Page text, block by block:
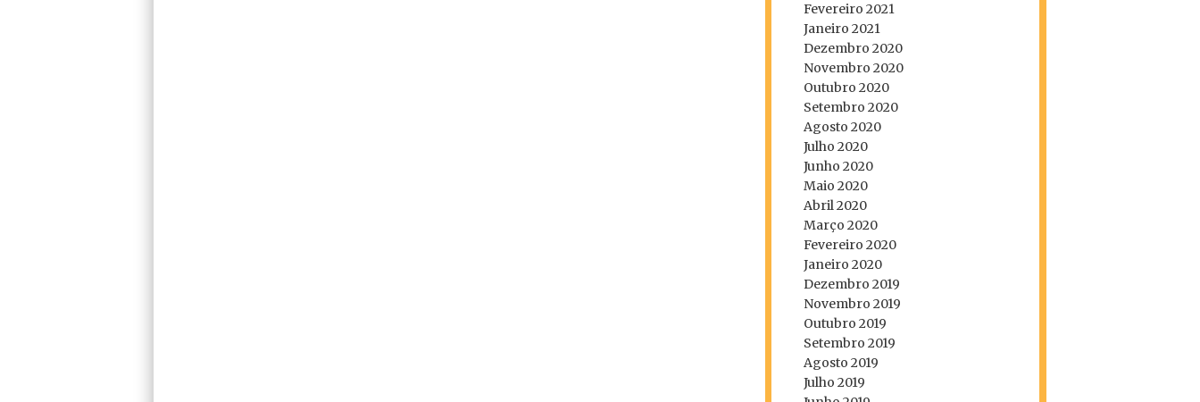
Fevereiro 2021
Janeiro 2021
Dezembro 2020
Novembro 2020
Outubro 2020
Setembro 2020
Agosto 2020
Julho 2020
Junho 2020
Maio 2020
Abril 2020
Março 2020
Fevereiro 2020
Janeiro 2020
Dezembro 2019
Novembro 2019
Outubro 2019
Setembro 2019
Agosto 2019
Julho 2019